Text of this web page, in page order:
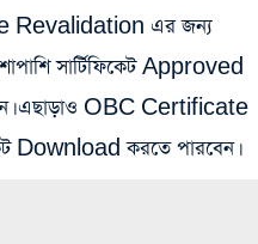
Revalidation এর জন্য
সার্টিফিকেট Approved
এছাড়াও OBC Certificate
Download করতে পারবেন।